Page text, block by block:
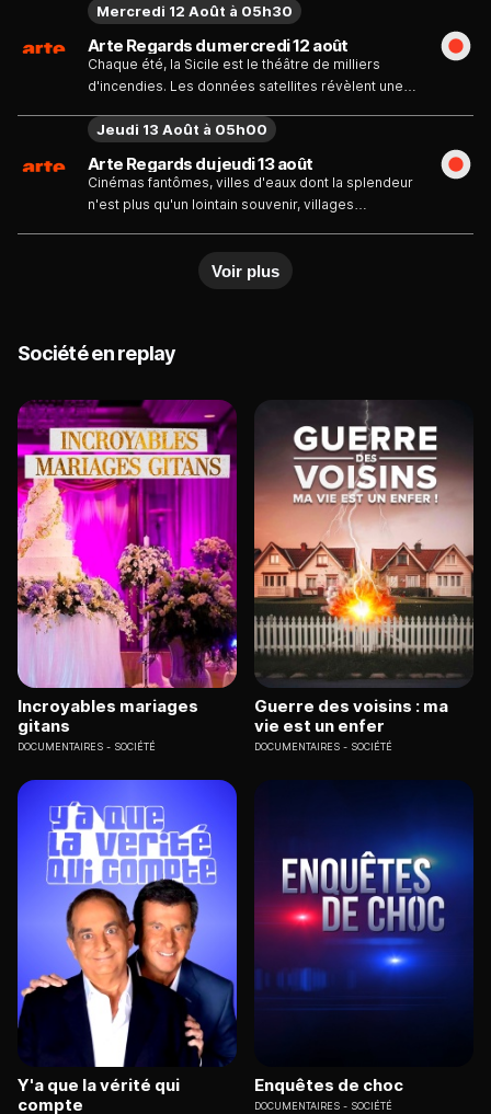
îles reculées de la mer Égée. "ARTE Regards" suit
les Cyclades, où deux camions de matériel
permettront d'installer pour quelques jours un
Arte Regards du mercredi 12 août
Chaque été, la Sicile est le théâtre de milliers
d'incendies. Les données satellites révèlent une
sont volontaires.
Mercredi 12 Août à 05h30
Arte Regards du jeudi 13 août
Cinémas fantômes, villes d'eaux dont la splendeur
n'est plus qu'un lointain souvenir, villages
lieux abandonnés de Roumanie.
Jeudi 13 Août à 05h00
Voir plus
Société en replay
Incroyables mariages
gitans
DOCUMENTAIRES SOCIÉTÉ
Guerre des voisins : ma
vie est un enfer
DOCUMENTAIRES SOCIÉTÉ
Y'a que la vérité qui
compte
Enquêtes de choc
DOCUMENTAIRES SOCIÉTÉ